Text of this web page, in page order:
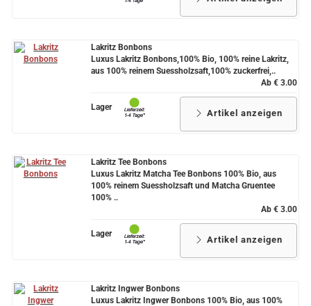
Lakritz Bonbons
Luxus Lakritz Bonbons,100% Bio, 100% reine Lakritz,
aus 100% reinem Suessholzsaft,100% zuckerfrei,..
Ab € 3.00
Lager
Artikel anzeigen
Lakritz Tee Bonbons
Luxus Lakritz Matcha Tee Bonbons 100% Bio, aus
100% reinem Suessholzsaft und Matcha Gruentee
100% ..
Ab € 3.00
Lager
Artikel anzeigen
Lakritz Ingwer Bonbons
Luxus Lakritz Ingwer Bonbons 100% Bio, aus 100%